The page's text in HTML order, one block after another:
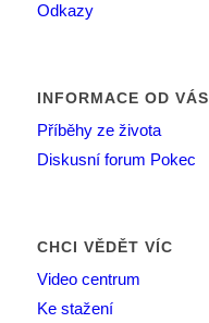
Odkazy
INFORMACE OD VÁS
Příběhy ze života
Diskusní forum Pokec
CHCI VĚDĚT VÍC
Video centrum
Ke stažení